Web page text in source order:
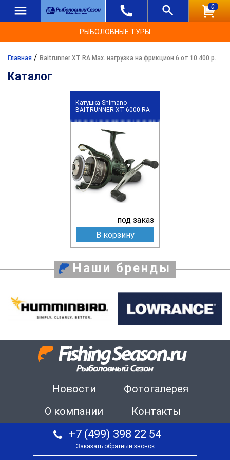
0
РЫБОЛОВНЫЕ ТУРЫ
Главная / Baitrunner XT RA Max. нагрузка на фрикцион 6 от 10 400 р.
Каталог
Катушка Shimano
BAITRUNNER XT 6000 RA
под заказ
В корзину
Наши бренды
Новости
Фотогалерея
О компании
Контакты
+7 (499) 398 22 54
Заказать обратный звонок